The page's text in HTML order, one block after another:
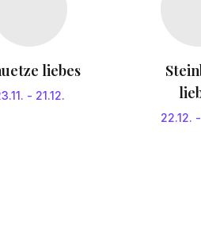
liebes
- 21.12.
22.12. -